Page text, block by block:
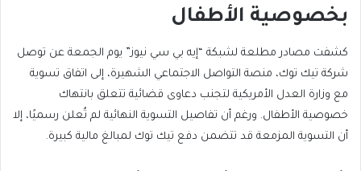
بخصوصية الأطفال
كشفت مصادر مطلعة لشبكة “إيه بي سي نيوز” يوم الجمعة عن توصل
شركة تيك توك، منصة التواصل الاجتماعي الشهيرة، إلى اتفاق تسوية
مع وزارة العدل الأمريكية لتجنب دعاوى قضائية تتعلق بانتهاك
خصوصية الأطفال. ورغم أن تفاصيل التسوية النهائية لم تُعلن رسميًا، إلا
أن التسوية المزمعة قد تتضمن دفع تيك توك لمبالغ مالية كبيرة.